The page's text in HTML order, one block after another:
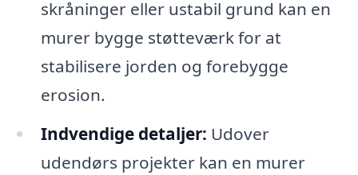
skråninger eller ustabil grund kan en
murer bygge støtteværk for at
stabilisere jorden og forebygge
erosion.
Indvendige detaljer: Udover
udendørs projekter kan en murer